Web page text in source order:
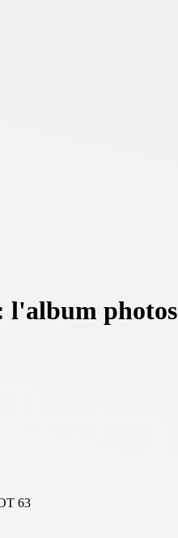
l'album photos
63